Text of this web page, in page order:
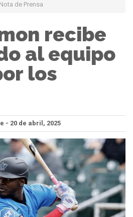
Nota de Prensa
recibe
al equipo
los
- 20 de abril, 2025